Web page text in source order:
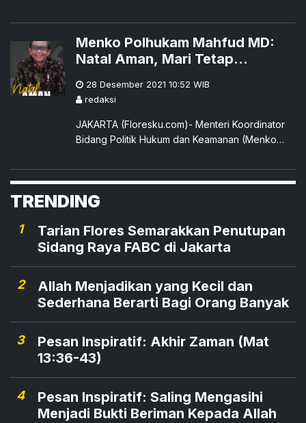
Ria Bewa Lekebai. Kemudian, Mahfud direciki
dengan Reba Ae Sule oleh Ria Bewa, dan
dikalungi selempang tenun ikat Lio oleh Ery
Seda, putri sulung Alm.Frans Seda.
Menko Polhukam Mahfud MD:
Natal Aman, Mari Tetap
28 Desember 2021 10:52 WIB
redaksi
JAKARTA (Floresku.com)- Menteri Koordinator
Bidang Politik Hukum dan Keamanan (Menko
peringatan Hari Raya Natal 2021
TRENDING
1
Tarian Flores Semarakkan Penutupan
Sidang Raya FABC di Jakarta
2
Allah Menjadikan yang Kecil dan
Sederhana Berarti Bagi Orang Banyak
3
Pesan Inspiratif: Akhir Zaman (Mat
13:36-43)
4
Pesan Inspiratif: Saling Mengasihi
Menjadi Bukti Beriman Kepada Allah